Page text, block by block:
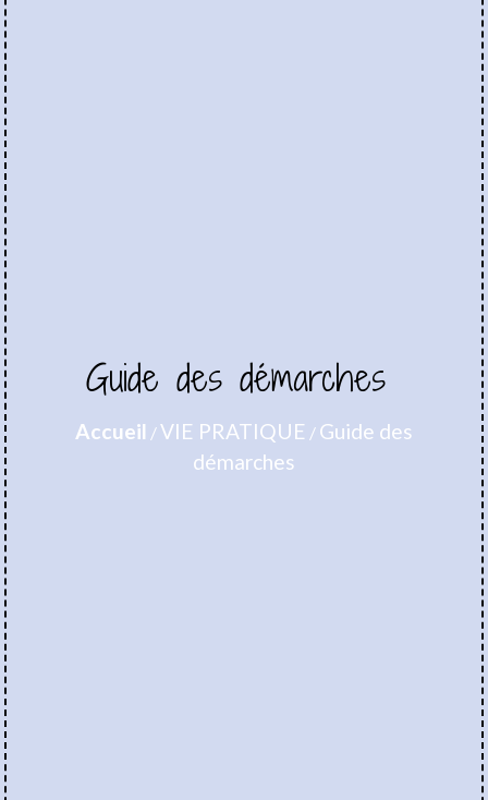
Guide des démarches
Accueil /VIE PRATIQUE / Guide des
démarches